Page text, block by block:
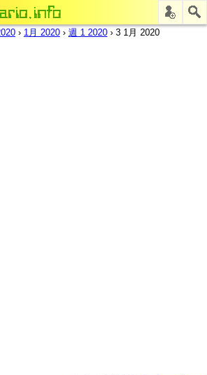
› 1月 2020 › 週 1 2020 › 3 1月 2020